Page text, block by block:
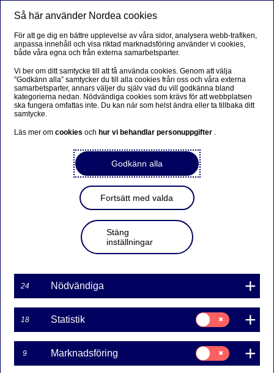
Så här använder Nordea cookies
För att ge dig en bättre upplevelse av våra sidor, analysera webb-trafiken,
anpassa innehåll och visa riktad marknadsföring använder vi cookies,
både våra egna och från externa samarbetsparter.
Vi ber om ditt samtycke till att få använda cookies. Genom att välja
”Godkänn alla” samtycker du till alla cookies från oss och våra externa
samarbetsparter, annars väljer du själv vad du vill godkänna bland
kategorierna nedan. Nödvändiga cookies som krävs för att webbplatsen
ska fungera omfattas inte. Du kan när som helst ändra eller ta tillbaka ditt
samtycke.
Läs mer omcookiesoch hur vi behandlar personuppgifter .
Godkänn alla
Fortsätt med valda
Stäng
inställningar
24 Nödvändiga
18 Statistik
Samtycke
för:
Statistik
9 Marknadsföring
Samtycke
för:
Marknadsföring